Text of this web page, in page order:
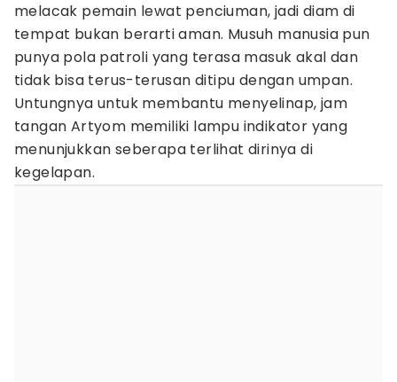
melacak pemain lewat penciuman, jadi diam di
tempat bukan berarti aman. Musuh manusia pun
punya pola patroli yang terasa masuk akal dan
tidak bisa terus-terusan ditipu dengan umpan.
Untungnya untuk membantu menyelinap, jam
tangan Artyom memiliki lampu indikator yang
menunjukkan seberapa terlihat dirinya di
kegelapan.